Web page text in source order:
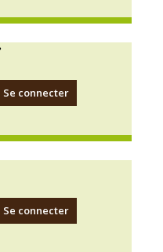
Se connecter
Se connecter